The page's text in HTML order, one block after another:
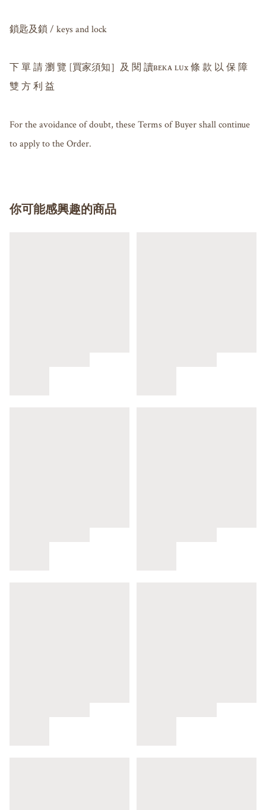
鎖匙及鎖 / keys and lock
下 單 請 瀏 覽 [買家須知］及 閱 讀ʙᴇᴋᴀ ʟᴜx 條 款 以 保 障
雙 方 利 益
For the avoidance of doubt, these Terms of Buyer shall continue
to apply to the Order.
你可能感興趣的商品